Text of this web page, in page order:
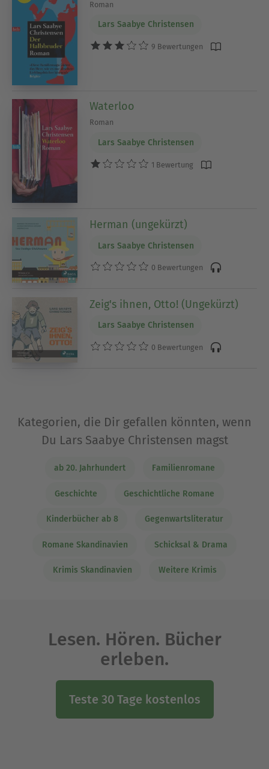
Roman
Lars Saabye Christensen
9 Bewertungen
Waterloo
Roman
Lars Saabye Christensen
1 Bewertung
Herman (ungekürzt)
Lars Saabye Christensen
0 Bewertungen
Zeig's ihnen, Otto! (Ungekürzt)
Lars Saabye Christensen
0 Bewertungen
Kategorien, die Dir gefallen könnten, wenn
Du Lars Saabye Christensen magst
ab 20. Jahrhundert Familienromane
Geschichte Geschichtliche Romane
Kinderbücher ab 8 Gegenwartsliteratur
Romane Skandinavien Schicksal & Drama
Krimis Skandinavien Weitere Krimis
Lesen. Hören. Bücher
erleben.
Teste 30 Tage kostenlos